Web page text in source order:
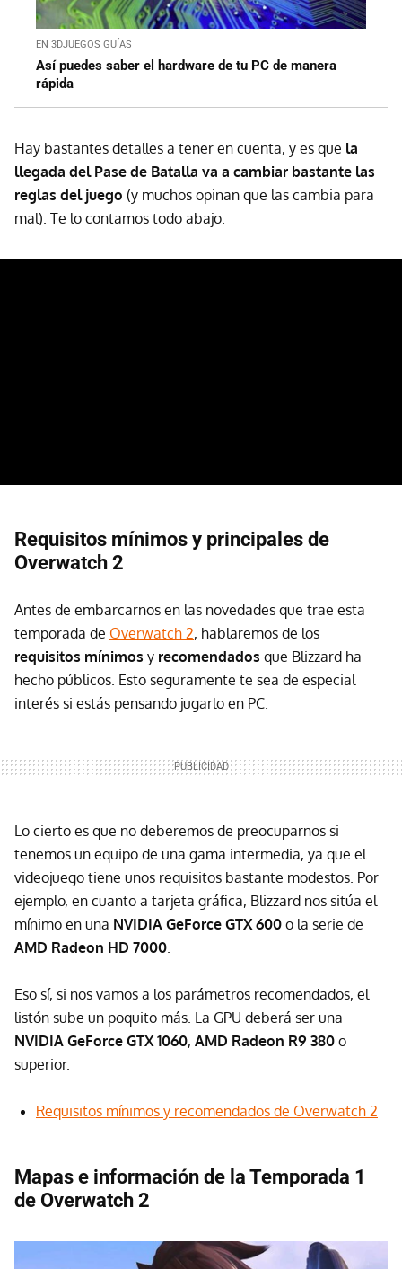
EN 3DJUEGOS GUÍAS
Así puedes saber el hardware de tu PC de manera
rápida
Hay bastantes detalles a tener en cuenta, y es que la
llegada del Pase de Batalla va a cambiar bastante las
reglas del juego (y muchos opinan que las cambia para
mal). Te lo contamos todo abajo.
Requisitos mínimos y principales de
Overwatch 2
Antes de embarcarnos en las novedades que trae esta
temporada de Overwatch 2, hablaremos de los
requisitos mínimos y recomendados que Blizzard ha
hecho públicos. Esto seguramente te sea de especial
interés si estás pensando jugarlo en PC.
Lo cierto es que no deberemos de preocuparnos si
tenemos un equipo de una gama intermedia, ya que el
videojuego tiene unos requisitos bastante modestos. Por
ejemplo, en cuanto a tarjeta gráfica, Blizzard nos sitúa el
mínimo en una NVIDIA GeForce GTX 600 o la serie de
AMD Radeon HD 7000
Eso sí, si nos vamos a los parámetros recomendados, el
listón sube un poquito más. La GPU deberá ser una
NVIDIA GeForce GTX 1060, AMD Radeon R9 380 o
superior.
Requisitos mínimos y recomendados de Overwatch 2
Mapas e información de la Temporada 1
de Overwatch 2